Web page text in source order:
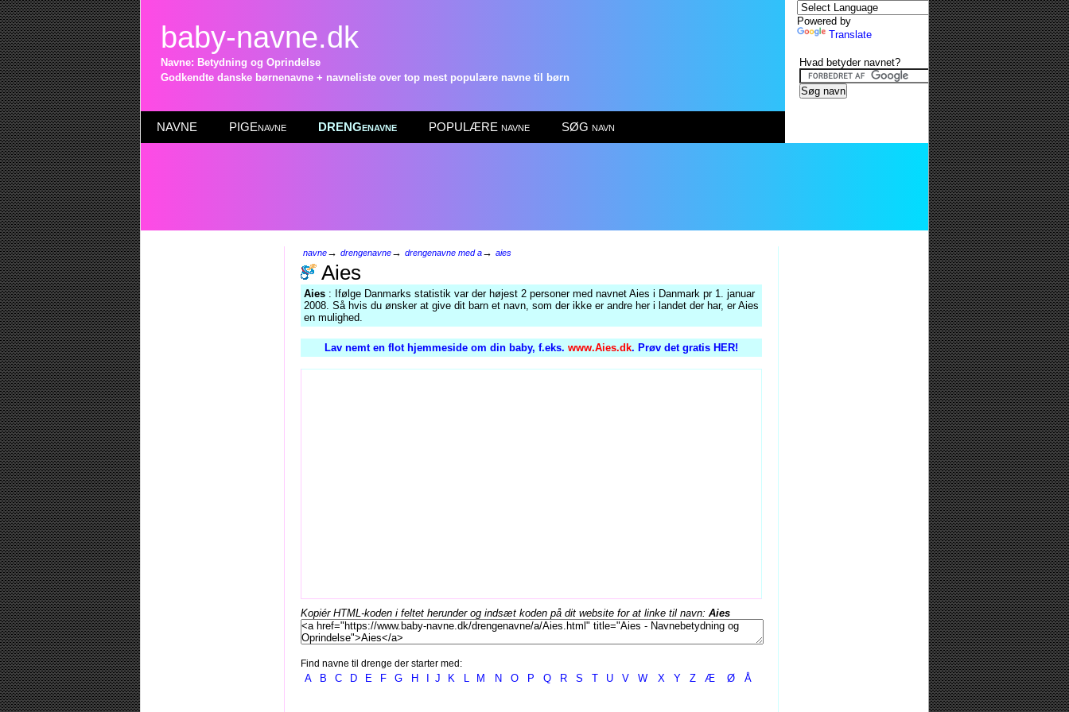
baby-navne.dk
Navne: Betydning og Oprindelse
Godkendte danske børnenavne + navneliste over top mest populære navne til børn
NAVNE PIGEnavne DRENGenavne POPULÆRE navne SØG navn
navne→ drengenavne→ drengenavne med a→ aies
Aies
Aies : Ifølge Danmarks statistik var der højest 2 personer med navnet Aies i Danmark pr 1. januar
2008. Så hvis du ønsker at give dit barn et navn, som der ikke er andre her i landet der har, er Aies
en mulighed.
Lav nemt en flot hjemmeside om din baby, f.eks. www.Aies.dk. Prøv det gratis HER!
Kopiér HTML-koden i feltet herunder og indsæt koden på dit website for at linke til navn: Aies
Find navne til drenge der starter med:
A B C D E F G H J K L M N O P Q R S T U V W X Y Z Æ Ø Å
Powered by
Translate
Hvad betyder navnet?